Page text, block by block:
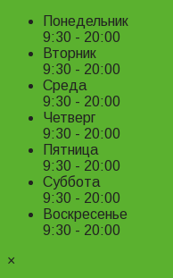
Понедельник
9:30 - 20:00
Вторник
9:30 - 20:00
Среда
9:30 - 20:00
Четверг
9:30 - 20:00
Пятница
9:30 - 20:00
Суббота
9:30 - 20:00
Воскресенье
9:30 - 20:00
×